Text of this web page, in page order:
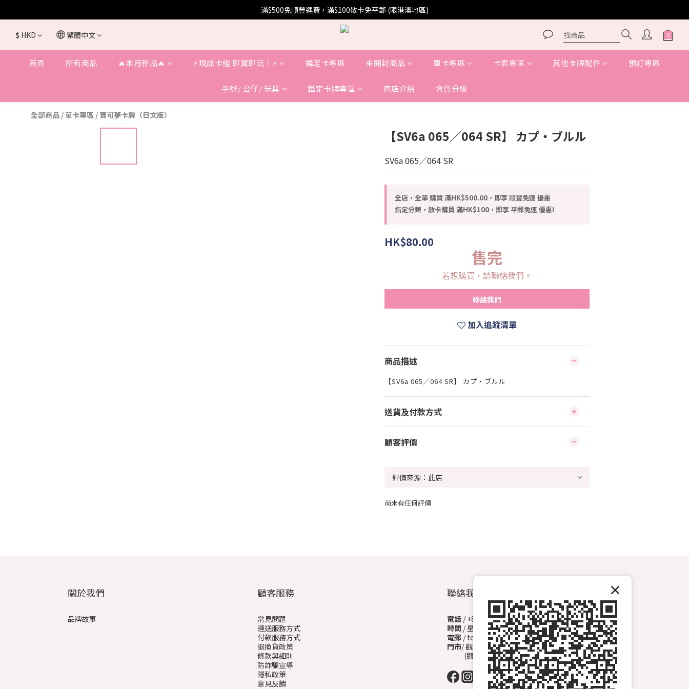
滿$500免順豐運費，滿$100散卡免平郵 (限港澳地區)
$ HKD 繁體中文
首頁 所有商品 🔥本月新品🔥 ⚡️現成卡組 即買即玩！⚡️ 鑑定卡專區 未開封商品 單卡專區 卡套專區 其他卡牌配件 預訂專區
手辦/ 公仔/ 玩具 鑑定卡牌專區 商店介紹 會員分級
全部商品 /單卡專區 / 寶可夢卡牌（日文版）
【SV6a 065／064 SR】 カプ・ブルル
SV6a 065／064 SR
全店，全單 購買 滿HK$500.00，即享 順豐免運 優惠
指定分類，散卡購買 滿HK$100，即享 平郵免運 優惠!
HK$80.00
售完
若想購買，請聯絡我們。
聯絡我們
加入追蹤清單
商品描述
【SV6a 065／064 SR】 カプ・ブルル
送貨及付款方式
顧客評價
尚未有任何評價
關於我們
品牌故事
顧客服務
常見問題
運送服務方式
付款服務方式
退換貨政策
條款與細則
防詐騙宣導
隱私政策
意見反饋
聯絡我們
電話 / +852 6572 3153（Whatsapp）
時間 / 星期一至日 13:00-00:00
電郵 / topdrawhkcs@gmail.com
門市/ 觀塘開源道72號溢財中心地下A2舖
(觀塘B1出口, 轉右天橋底)